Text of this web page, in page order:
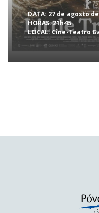
DATA: 27 de agosto
HORAS:21h45
LOCAL:Cine-Teatro